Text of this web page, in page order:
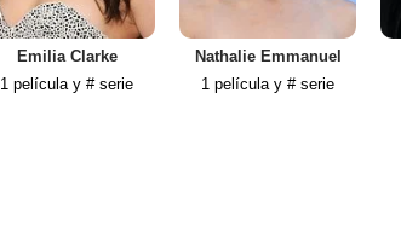
Emilia Clarke
1 película y # serie
Nathalie Emmanuel
1 película y # serie